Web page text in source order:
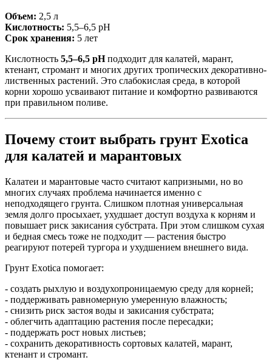
Объем: 2,5 л
Кислотность: 5,5–6,5 pH
Срок хранения: 5 лет
Кислотность 5,5–6,5 pHподходит для калатей, марант,
ктенант, стромант и многих других тропических декоративно-
лиственных растений. Это слабокислая среда, в которой
корни хорошо усваивают питание и комфортно развиваются
при правильном поливе.
Почему стоит выбрать грунт Exotica
для калатей и марантовых
Калатеи и марантовые часто считают капризными, но во
многих случаях проблема начинается именно с
неподходящего грунта. Слишком плотная универсальная
земля долго просыхает, ухудшает доступ воздуха к корням и
повышает риск закисания субстрата. При этом слишком сухая
и бедная смесь тоже не подходит — растения быстро
реагируют потерей тургора и ухудшением внешнего вида.
Грунт Exotica помогает:
- создать рыхлую и воздухопроницаемую среду для корней;
- поддерживать равномерную умеренную влажность;
- снизить риск застоя воды и закисания субстрата;
- облегчить адаптацию растения после пересадки;
- поддержать рост новых листьев;
- сохранить декоративность сортовых калатей, марант,
ктенант и стромант.